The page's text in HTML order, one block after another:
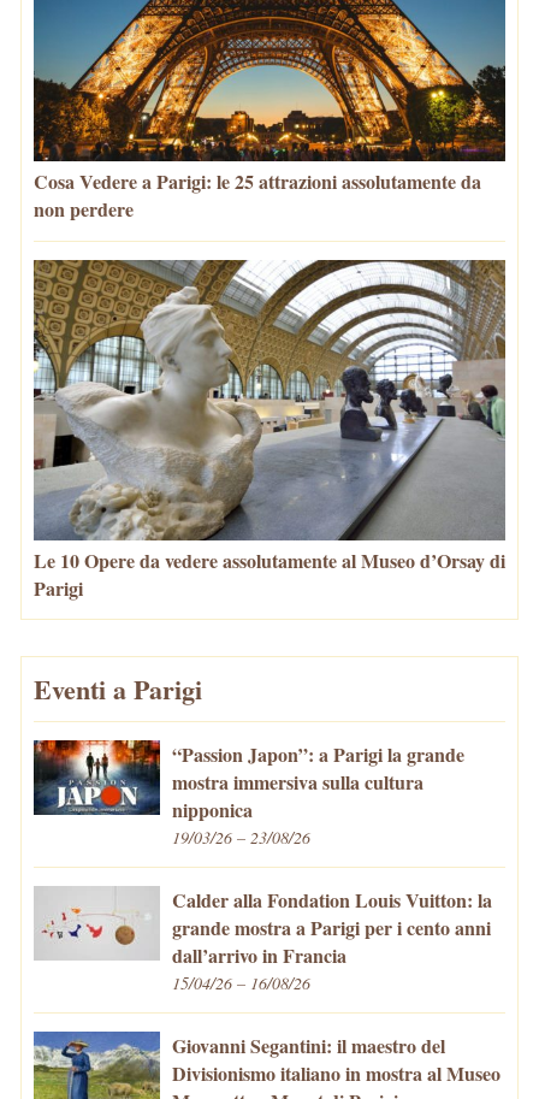
Cosa Vedere a Parigi: le 25 attrazioni assolutamente da
non perdere
Le 10 Opere da vedere assolutamente al Museo d’Orsay di
Parigi
Eventi a Parigi
“Passion Japon”: a Parigi la grande
mostra immersiva sulla cultura
nipponica
19/03/26 – 23/08/26
Calder alla Fondation Louis Vuitton: la
grande mostra a Parigi per i cento anni
dall’arrivo in Francia
15/04/26 – 16/08/26
Giovanni Segantini: il maestro del
Divisionismo italiano in mostra al Museo